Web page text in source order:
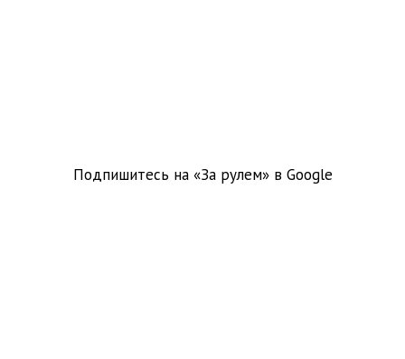
Подпишитесь на «За рулем» в Google